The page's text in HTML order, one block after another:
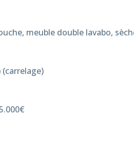
meuble double lavabo,